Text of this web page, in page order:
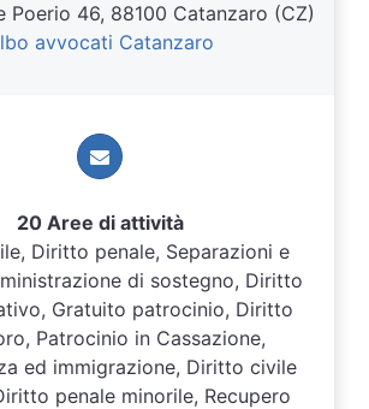
Poerio 46, 88100 Catanzaro (CZ)
avvocati Catanzaro
20 Aree di attività
Diritto penale, Separazioni e
di sostegno, Diritto
Gratuito patrocinio, Diritto
Patrocinio in Cassazione,
ed immigrazione, Diritto civile
penale minorile, Recupero